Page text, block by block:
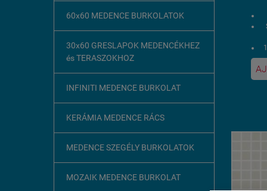
60x60 MEDENCE BURKOLATOK
30x60 GRESLAPOK MEDENCÉKHEZ
és TERASZOKHOZ
INFINITI MEDENCE BURKOLAT
KERÁMIA MEDENCE RÁCS
MEDENCE SZEGÉLY BURKOLATOK
MOZAIK MEDENCE BURKOLAT